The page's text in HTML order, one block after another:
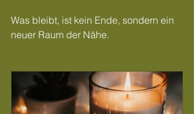
Was bleibt, ist kein Ende, sondern ein
neuer Raum der Nähe.